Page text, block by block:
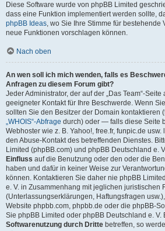
Diese Software wurde von phpBB Limited
dass eine Funktion implementiert werden sollte,
phpBB Ideas, wo Sie Ihre Stimme für bestehende
neue Funktionen vorschlagen können.
Nach oben
An wen soll ich mich wenden, falls es
Anfragen zu diesem Forum gibt?
Jeder Administrator, der auf der „Das Team“-Seite
geeigneter Kontakt für Ihre Beschwerde. Wenn
sollten Sie den Besitzer der Domain kontaktieren
„WHOIS“-Abfrage durch) oder — falls diese Seite
Webhoster wie z. B. Yahoo!, free.fr, funpic.de
den Abuse-Kontakt des betreffenden Dienstes.
Limited (phpBB.com) und phpBB Deutschland e.
Einfluss auf die Benutzung oder den oder die
haben und dafür in keiner Weise zur
können. Kontaktieren Sie daher nie phpBB
e. V. in Zusammenhang mit jeglichen juristischen
(Unterlassungserklärungen, Haftungsfragen
Website phpbb.com, phpbb.de oder die phpBB-
Sie phpBB Limited oder phpBB Deutschland e. V.
Softwarenutzung durch Dritte betreffen, so